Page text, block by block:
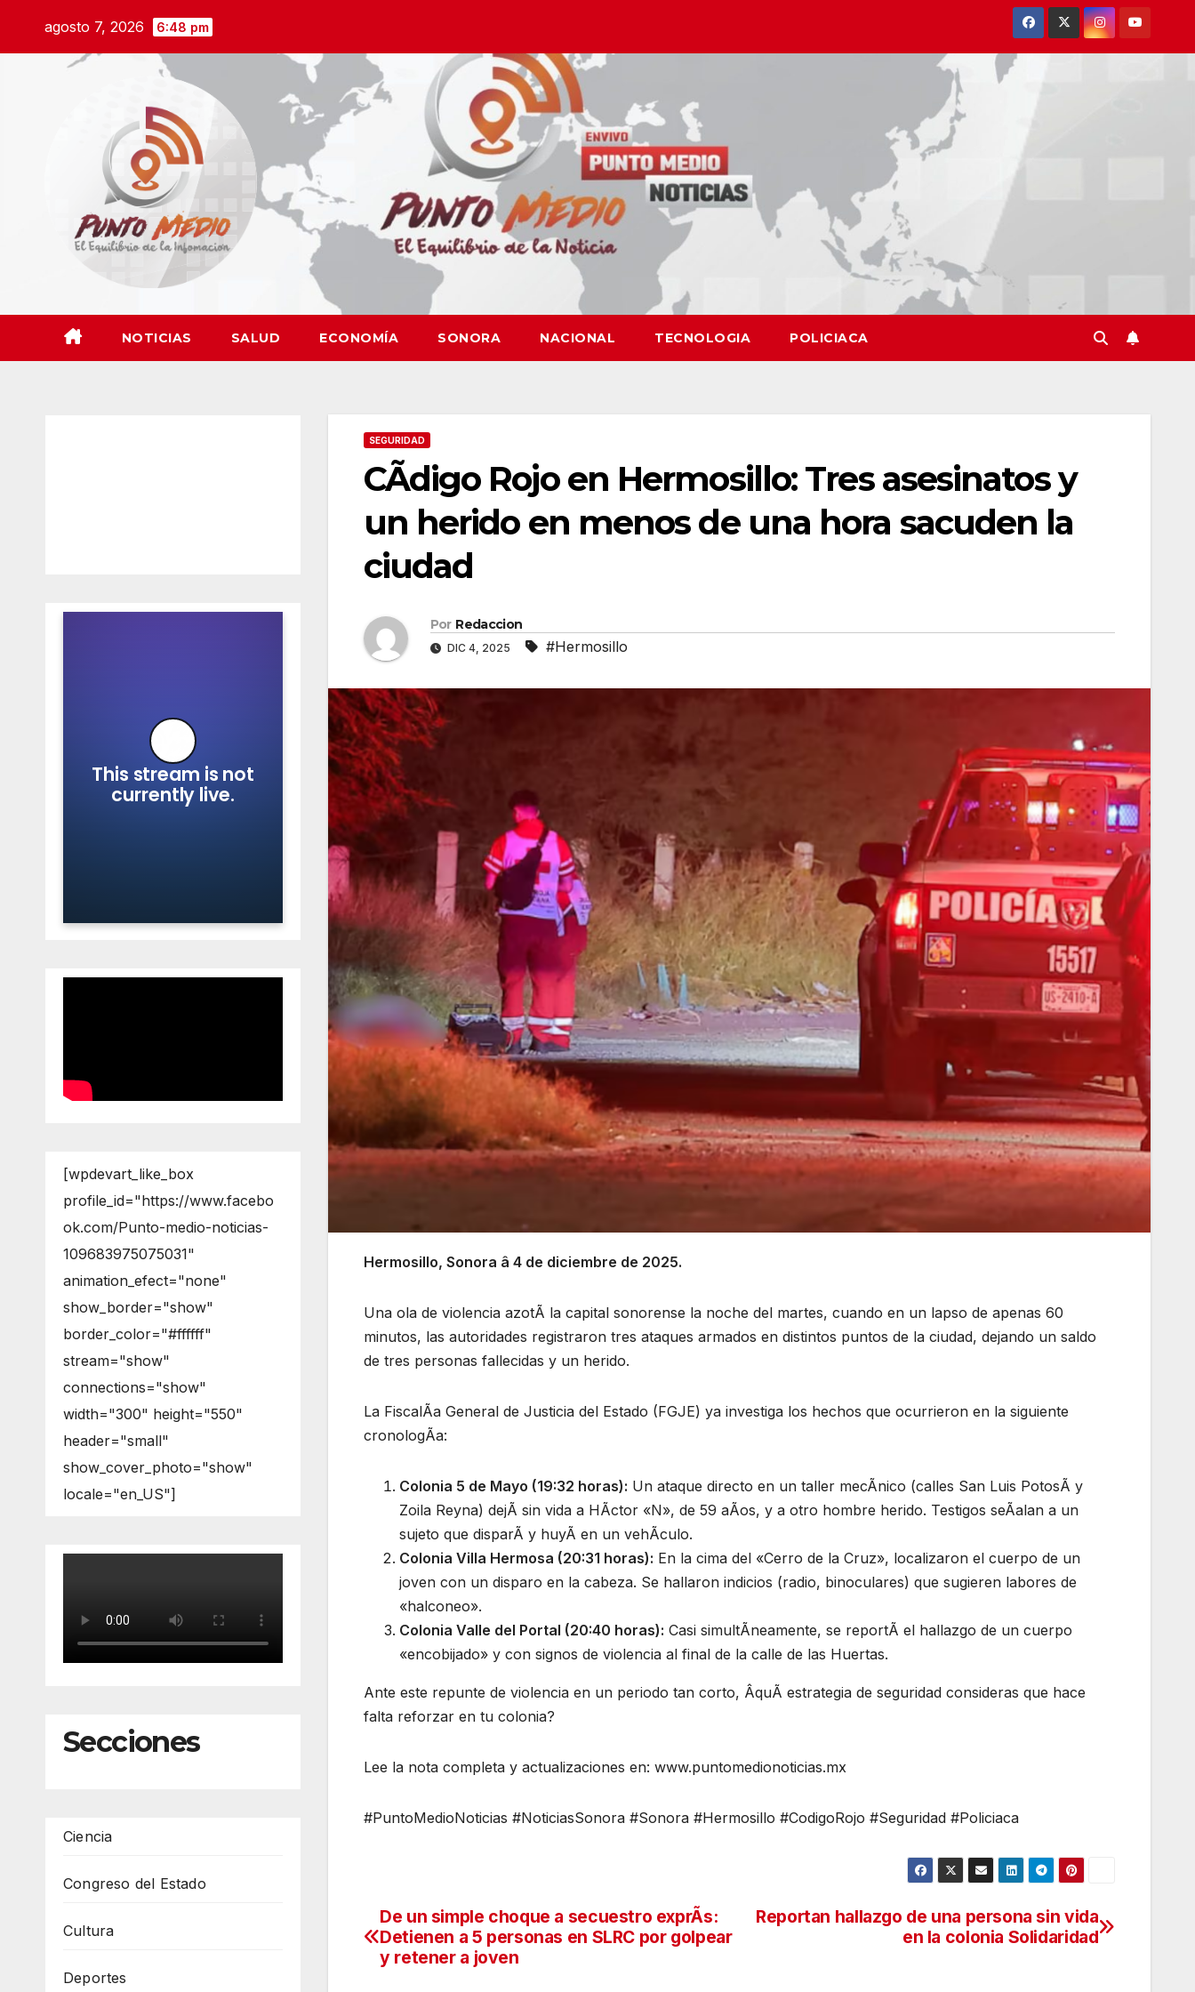
agosto 7, 2026 6:48 pm
NOTICIAS SALUD ECONOMÍA SONORA NACIONAL TECNOLOGIA POLICIACA
[wpdevart_like_box
profile_id="https://www.facebo
ok.com/Punto-medio-noticias-
109683975075031"
animation_efect="none"
show_border="show"
border_color="#ffffff"
stream="show"
connections="show"
width="300" height="550"
header="small"
show_cover_photo="show"
locale="en_US"]
Secciones
Ciencia
Congreso del Estado
Cultura
Deportes
SEGURIDAD
CÃdigo Rojo en Hermosillo: Tres asesinatos y
un herido en menos de una hora sacuden la
ciudad
Por Redaccion
DIC 4, 2025 #Hermosillo
Hermosillo, Sonora â 4 de diciembre de 2025.
Una ola de violencia azotÃ la capital sonorense la noche del martes, cuando en un lapso de apenas 60
minutos, las autoridades registraron tres ataques armados en distintos puntos de la ciudad, dejando un saldo
de tres personas fallecidas y un herido.
La FiscalÃa General de Justicia del Estado (FGJE) ya investiga los hechos que ocurrieron en la siguiente
cronologÃa:
Colonia 5 de Mayo (19:32 horas): Un ataque directo en un taller mecÃnico (calles San Luis PotosÃ y
Zoila Reyna) dejÃ sin vida a HÃctor «N», de 59 aÃos, y a otro hombre herido. Testigos seÃalan a un
sujeto que disparÃ y huyÃ en un vehÃculo.
Colonia Villa Hermosa (20:31 horas): En la cima del «Cerro de la Cruz», localizaron el cuerpo de un
joven con un disparo en la cabeza. Se hallaron indicios (radio, binoculares) que sugieren labores de
«halconeo».
Colonia Valle del Portal (20:40 horas): Casi simultÃneamente, se reportÃ el hallazgo de un cuerpo
«encobijado» y con signos de violencia al final de la calle de las Huertas.
Ante este repunte de violencia en un periodo tan corto, ÂquÃ estrategia de seguridad consideras que hace
falta reforzar en tu colonia?
Lee la nota completa y actualizaciones en: www.puntomedionoticias.mx
#PuntoMedioNoticias #NoticiasSonora #Sonora #Hermosillo #CodigoRojo #Seguridad #Policiaca
Navegación
de
Reportan hallazgo de una persona sin vida
en la colonia Solidaridad
De un simple choque a secuestro exprÃs:
Detienen a 5 personas en SLRC por golpear
y retener a joven